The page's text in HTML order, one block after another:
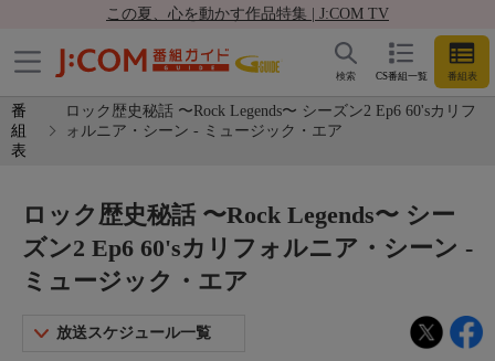
この夏、心を動かす作品特集 | J:COM TV
CS番組一覧 番組表
検索
番
組
表
ロック歴史秘話 〜Rock Legends〜 シーズン2 Ep6 60'sカリフ
ォルニア・シーン - ミュージック・エア
ロック歴史秘話 〜Rock Legends〜 シー
ズン2 Ep6 60'sカリフォルニア・シーン -
ミュージック・エア
放送スケジュール一覧